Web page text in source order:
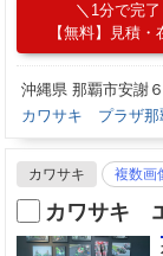
1分で完了
【無料】見積
沖縄県 那覇市安謝
カワサキ プラザ那
カワサキ 複数画
カワサキ